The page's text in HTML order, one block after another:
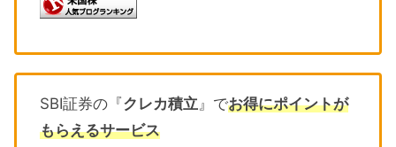
SBI証券の『クレカ積立』でお得にポイントが
もらえるサービス